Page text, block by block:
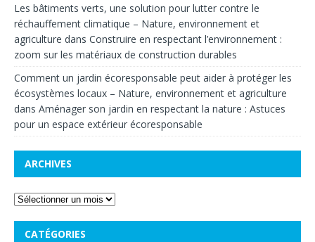
Les bâtiments verts, une solution pour lutter contre le
réchauffement climatique – Nature, environnement et
agriculture dans Construire en respectant l’environnement :
zoom sur les matériaux de construction durables
Comment un jardin écoresponsable peut aider à protéger les
écosystèmes locaux – Nature, environnement et agriculture
dans Aménager son jardin en respectant la nature : Astuces
pour un espace extérieur écoresponsable
ARCHIVES
CATÉGORIES